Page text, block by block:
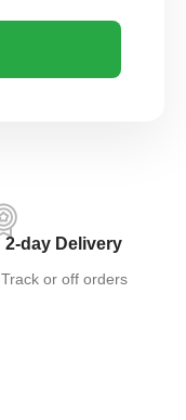
2-day Delivery
Track or off orders